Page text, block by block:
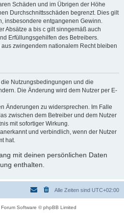
Schäden und im Übrigen der Höhe
Durchschnittsschäden begrenzt. Dies gilt
insbesondere entgangenen Gewinn.
Absätze a bis c gilt sinngemäß auch
Erfüllungsgehilfen des Betreibers.
zwingendem nationalem Recht bleiben
Nutzungsbedingungen und die
Die Änderung wird dem Nutzer per E-
Änderungen zu widersprechen. Im Falle
zwischen dem Betreiber und dem Nutzer
mit sofortiger Wirkung.
und verbindlich, wenn der Nutzer
hat.
mit deinen persönlichen Daten
enthalten.
Alle Zeiten sind UTC+02:00
Software © phpBB Limited